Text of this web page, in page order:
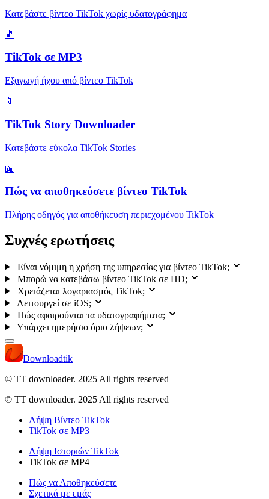
Κατεβάστε βίντεο TikTok χωρίς υδατογράφημα
🎵
TikTok σε MP3
Εξαγωγή ήχου από βίντεο TikTok
📱
TikTok Story Downloader
Κατεβάστε εύκολα TikTok Stories
📖
Πώς να αποθηκεύσετε βίντεο TikTok
Πλήρης οδηγός για αποθήκευση περιεχομένου TikTok
Συχνές ερωτήσεις
Είναι νόμιμη η χρήση της υπηρεσίας για βίντεο TikTok;
Μπορώ να κατεβάσω βίντεο TikTok σε HD;
Χρειάζεται λογαριασμός TikTok;
Λειτουργεί σε iOS;
Πώς αφαιρούνται τα υδατογραφήματα;
Υπάρχει ημερήσιο όριο λήψεων;
Downloadtik
© TT downloader. 2025 All rights reserved
© TT downloader. 2025 All rights reserved
Λήψη Βίντεο TikTok
TikTok σε MP3
Λήψη Ιστοριών TikTok
TikTok σε MP4
Πώς να Αποθηκεύσετε
Σχετικά με εμάς